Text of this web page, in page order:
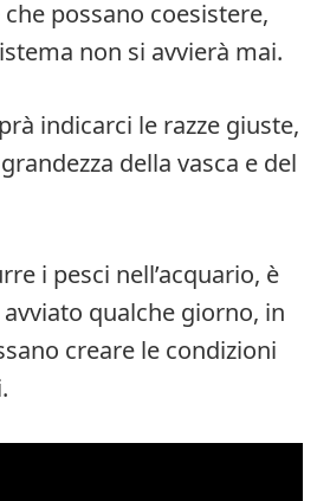
possano coesistere,
non si avvierà mai.
indicarci le razze giuste,
della vasca e del
i pesci nell’acquario, è
qualche giorno, in
creare le condizioni